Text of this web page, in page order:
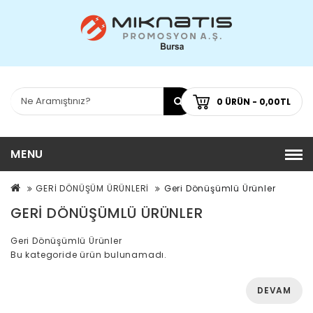
0 ÜRÜN - 0,00TL
MENU
GERİ DÖNÜŞÜM ÜRÜNLERİ Geri Dönüşümlü Ürünler
GERI DÖNÜŞÜMLÜ ÜRÜNLER
Geri Dönüşümlü Ürünler
Bu kategoride ürün bulunamadı.
DEVAM